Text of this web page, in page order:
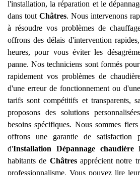
l'installation, la réparation et le
dans tout Châtres. Nous intervenons
à résoudre vos problèmes de
offrons des délais d'intervention
heures, pour vous éviter les
panne. Nos techniciens sont formés
rapidement vos problèmes de
d'une erreur de fonctionnement ou
tarifs sont compétitifs et transparents,
proposons des solutions
besoins spécifiques. Nous sommes
offrons une garantie de satisfaction
d'Installation Dépannage chaudière
habitants de Châtresapprécient notre
professionnalisme. Vous pouvez lire